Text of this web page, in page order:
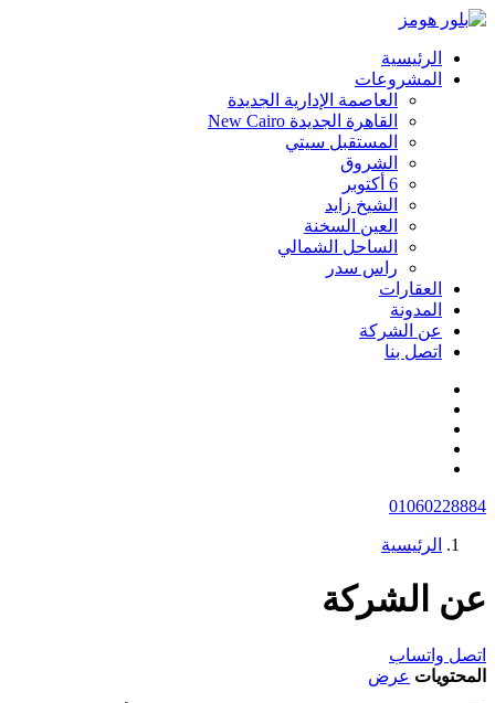
الرئيسية
المشروعات
العاصمة الإدارية الجديدة
القاهرة الجديدة New Cairo
المستقبل سيتي
الشروق
6 أكتوبر
الشيخ زايد
العين السخنة
الساحل الشمالي
راس سدر
العقارات
المدونة
عن الشركة
اتصل بنا
01060228884
الرئيسية
عن الشركة
اتصل واتساب
المحتويات عرض